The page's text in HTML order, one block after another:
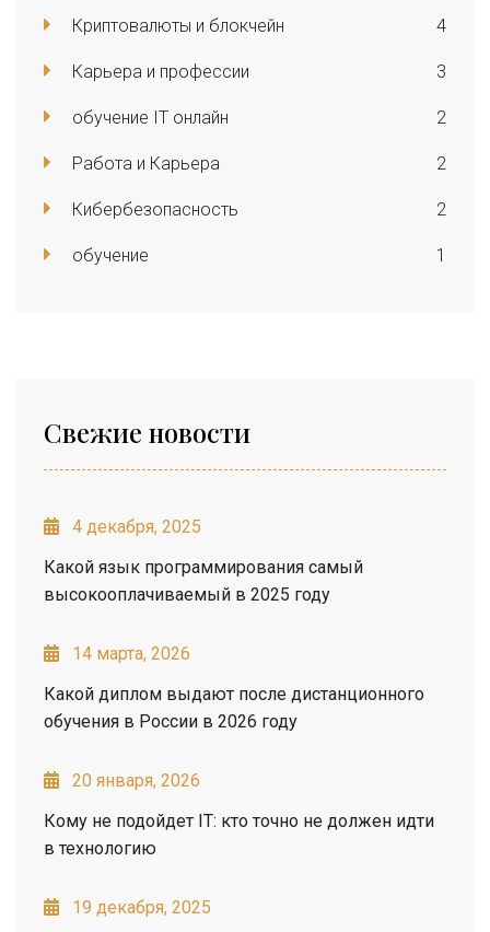
Криптовалюты и блокчейн 4
Карьера и профессии 3
обучение IT онлайн 2
Работа и Карьера 2
Кибербезопасность 2
обучение 1
Свежие новости
4 декабря, 2025
Какой язык программирования самый
высокооплачиваемый в 2025 году
14 марта, 2026
Какой диплом выдают после дистанционного
обучения в России в 2026 году
20 января, 2026
Кому не подойдет IT: кто точно не должен идти
в технологию
19 декабря, 2025